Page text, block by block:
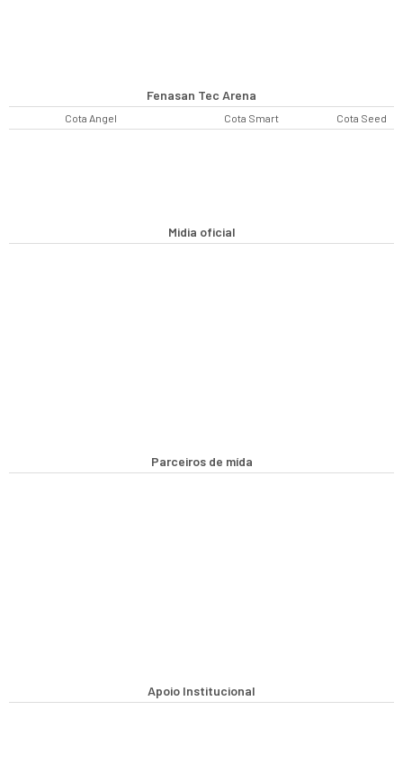
Fenasan Tec Arena
Cota Angel Cota Smart Cota Seed
Midia oficial
Parceiros de mída
Apoio Institucional